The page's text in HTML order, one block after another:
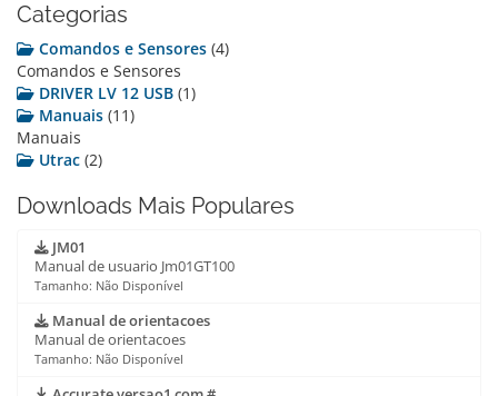
Categorias
Comandos e Sensores (4)
Comandos e Sensores
DRIVER LV 12 USB (1)
Manuais (11)
Manuais
Utrac (2)
Downloads Mais Populares
JM01
Manual de usuario Jm01GT100
Tamanho: Não Disponível
Manual de orientacoes
Manual de orientacoes
Tamanho: Não Disponível